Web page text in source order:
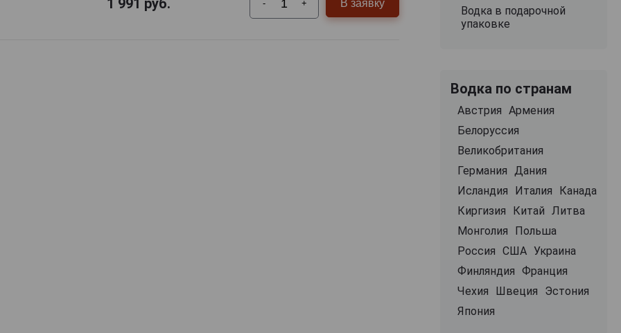
1 991 руб. - + В заявку
Водка в подарочной
упаковке
Водка по странам
Австрия Армения
Белоруссия
Великобритания
Германия
Дания
Исландия
Италия
Канада
Киргизия
Китай Литва
Монголия
Польша
Россия США Украина
Финляндия Франция
Чехия
Швеция
Эстония
Япония